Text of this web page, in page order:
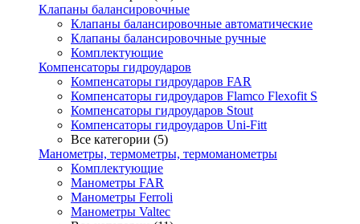
Клапаны балансировочные
Клапаны балансировочные автоматические
Клапаны балансировочные ручные
Комплектующие
Компенсаторы гидроударов
Компенсаторы гидроударов FAR
Компенсаторы гидроударов Flamco Flexofit S
Компенсаторы гидроударов Stout
Компенсаторы гидроударов Uni-Fitt
Все категории (5)
Манометры, термометры, термоманометры
Комплектующие
Манометры FAR
Манометры Ferroli
Манометры Valtec